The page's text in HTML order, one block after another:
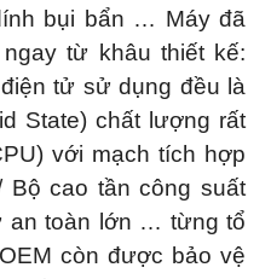
bụi bẩn … Máy đã
từ khâu thiết kế:
tử sử dụng đều là
State) chất lượng rất
với mạch tích hợp
Bộ cao tần công suất
an toàn lớn … từng tổ
còn được bảo vệ